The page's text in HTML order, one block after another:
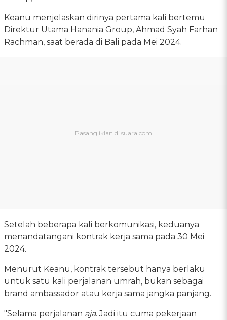
Keanu menjelaskan dirinya pertama kali bertemu
Direktur Utama Hanania Group, Ahmad Syah Farhan
Rachman, saat berada di Bali pada Mei 2024.
Setelah beberapa kali berkomunikasi, keduanya
menandatangani kontrak kerja sama pada 30 Mei
2024.
Menurut Keanu, kontrak tersebut hanya berlaku
untuk satu kali perjalanan umrah, bukan sebagai
brand ambassador atau kerja sama jangka panjang.
"Selama perjalanan aja. Jadi itu cuma pekerjaan